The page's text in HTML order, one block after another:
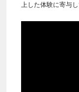
上した体験に寄与し